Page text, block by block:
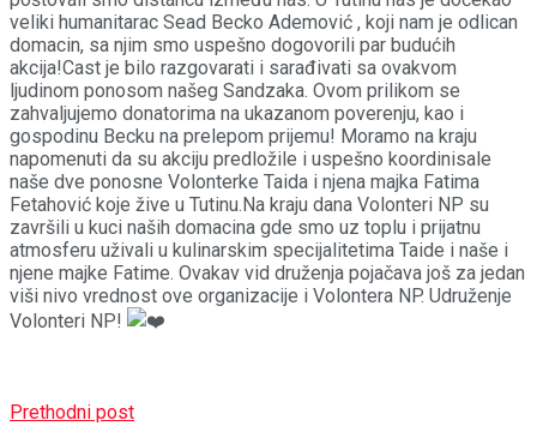
veliki humanitarac Sead Becko Ademović , koji nam je odlican
domacin, sa njim smo uspešno dogovorili par budućih
akcija!Cast je bilo razgovarati i sarađivati sa ovakvom
ljudinom ponosom našeg Sandzaka. Ovom prilikom se
zahvaljujemo donatorima na ukazanom poverenju, kao i
gospodinu Becku na prelepom prijemu! Moramo na kraju
napomenuti da su akciju predložile i uspešno koordinisale
naše dve ponosne Volonterke Taida i njena majka Fatima
Fetahović koje žive u Tutinu.Na kraju dana Volonteri NP su
završili u kuci naših domacina gde smo uz toplu i prijatnu
atmosferu uživali u kulinarskim specijalitetima Taide i naše i
njene majke Fatime. Ovakav vid druženja pojačava još za jedan
viši nivo vrednost ove organizacije i Volontera NP. Udruženje
Volonteri NP!
Prethodni post